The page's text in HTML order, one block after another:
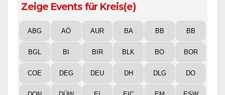
Zeige Events für Kreis(e)
ABG AÖ AUR BA BB BB
BGL BI BIR BLK BO BOR
COE DEG DEU DH DLG DO